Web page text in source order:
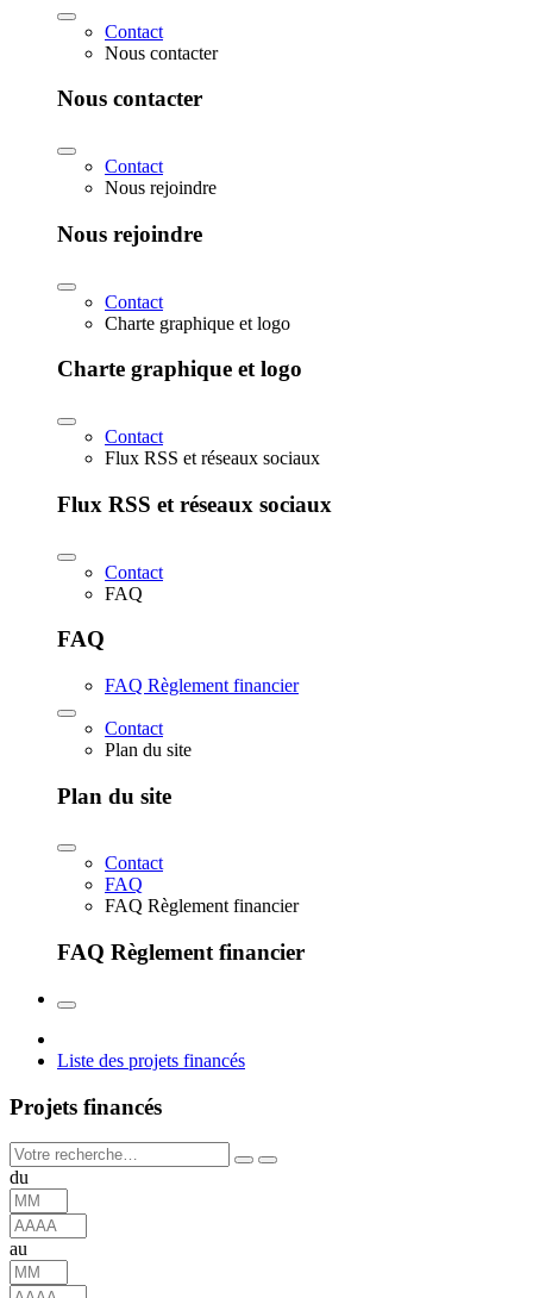
Contact
Nous contacter
Nous contacter
Contact
Nous rejoindre
Nous rejoindre
Contact
Charte graphique et logo
Charte graphique et logo
Contact
Flux RSS et réseaux sociaux
Flux RSS et réseaux sociaux
Contact
FAQ
FAQ
FAQ Règlement financier
Contact
Plan du site
Plan du site
Contact
FAQ
FAQ Règlement financier
FAQ Règlement financier
Liste des projets financés
Projets financés
du
au